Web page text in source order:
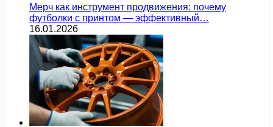
Мерч как инструмент продвижения: почему
футболки с принтом — эффективный…
16.01.2026